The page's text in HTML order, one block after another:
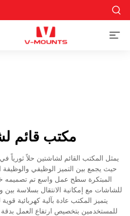
مكتب قائم
يمثل المكتب القائم لشاشتين حلاً ثورياً
حيث يجمع بين التميز الوظيفي والوظيفة
المبتكرة سطح عمل واسع تم تصميمه
للشاشات مع إمكانية الانتقال بسلاسة
يتميز المكتب عادة بآلية كهربائية
للمستخدمين بتخصيص ارتفاع العمل